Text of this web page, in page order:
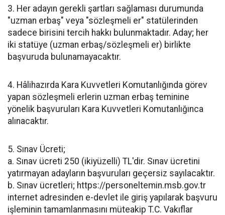
3. Her adayın gerekli şartları sağlaması durumunda
"uzman erbaş" veya "sözleşmeli er" statülerinden
sadece birisini tercih hakkı bulunmaktadır. Aday; her
iki statüye (uzman erbaş/sözleşmeli er) birlikte
başvuruda bulunamayacaktır.
4. Hâlihazırda Kara Kuvvetleri Komutanlığında görev
yapan sözleşmeli erlerin uzman erbaş teminine
yönelik başvuruları Kara Kuvvetleri Komutanlığınca
alınacaktır.
5. Sınav Ücreti;
a. Sınav ücreti 250 (ikiyüzelli) TL'dir. Sınav ücretini
yatırmayan adayların başvuruları geçersiz sayılacaktır.
b. Sınav ücretleri; https://personeltemin.msb.gov.tr
internet adresinden e-devlet ile giriş yapılarak başvuru
işleminin tamamlanmasını müteakip T.C. Vakıflar